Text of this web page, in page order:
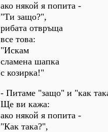
ако някой я попита -
"Ти защо?",
рибата отвръща
все това:
"Искам
сламена шапка
с козирка!"
- Питаме "защо" и "как
Ще ви кажа:
ако някой я попита -
"Как така?",